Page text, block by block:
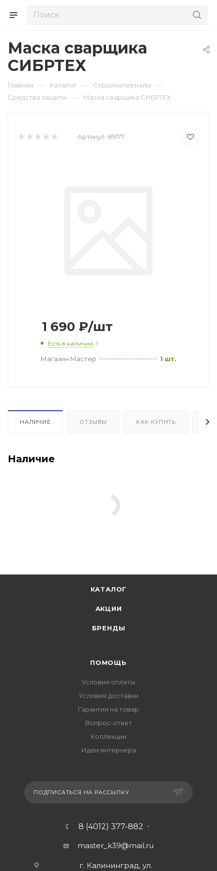
Маска сварщика
СИБРТЕХ
Главная — Каталог — Стройматериалы —
Средства защиты — Маска сварщика СИБРТЕХ
Артикул: 89177
1 690 ₽/шт
Есть в наличии: 1
Магазин Мастер 1 шт.
НАЛИЧИЕ ОТЗЫВЫ КАК КУПИТЬ
Наличие
КАТАЛОГ
АКЦИИ
БРЕНДЫ
ПОМОЩЬ
Условия оплаты
Условия доставки
Гарантия на товар
Вопрос-ответ
Коллекции
Идеи интерьера
ПОДПИСАТЬСЯ НА РАССЫЛКУ
8 (4012) 377-882
master_k39@mail.ru
г. Калининград, ул.